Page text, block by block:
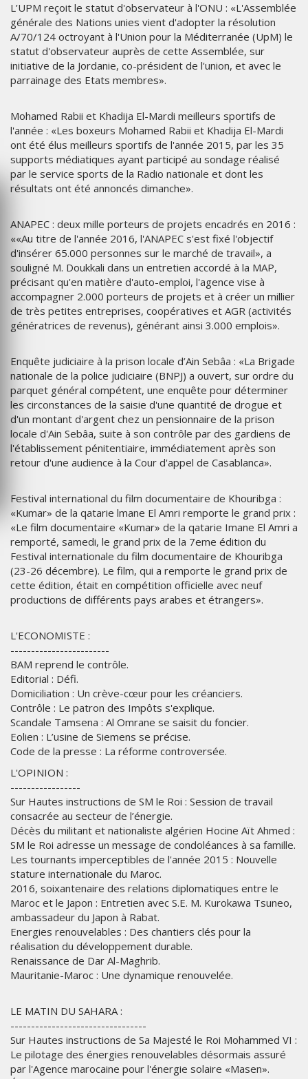
L’UPM reçoit le statut d'observateur à l'ONU : «L'Assemblée
générale des Nations unies vient d'adopter la résolution
A/70/124 octroyant à l'Union pour la Méditerranée (UpM) le
statut d'observateur auprès de cette Assemblée, sur
initiative de la Jordanie, co-président de l'union, et avec le
parrainage des Etats membres».
Mohamed Rabii et Khadija El-Mardi meilleurs sportifs de
l'année : «Les boxeurs Mohamed Rabii et Khadija El-Mardi
ont été élus meilleurs sportifs de l'année 2015, par les 35
supports médiatiques ayant participé au sondage réalisé
par le service sports de la Radio nationale et dont les
résultats ont été annoncés dimanche».
ANAPEC : deux mille porteurs de projets encadrés en 2016 :
««Au titre de l'année 2016, l'ANAPEC s'est fixé l'objectif
d'insérer 65.000 personnes sur le marché de travail», a
souligné M. Doukkali dans un entretien accordé à la MAP,
précisant qu'en matière d'auto-emploi, l'agence vise à
accompagner 2.000 porteurs de projets et à créer un millier
de très petites entreprises, coopératives et AGR (activités
génératrices de revenus), générant ainsi 3.000 emplois».
Enquête judiciaire à la prison locale d’Ain Sebâa : «La Brigade
nationale de la police judiciaire (BNPJ) a ouvert, sur ordre du
parquet général compétent, une enquête pour déterminer
les circonstances de la saisie d'une quantité de drogue et
d'un montant d'argent chez un pensionnaire de la prison
locale d'Ain Sebâa, suite à son contrôle par des gardiens de
l'établissement pénitentiaire, immédiatement après son
retour d'une audience à la Cour d'appel de Casablanca».
Festival international du film documentaire de Khouribga :
«Kumar» de la qatarie lmane El Amri remporte le grand prix :
«Le film documentaire «Kumar» de la qatarie Imane El Amri a
remporté, samedi, le grand prix de la 7eme édition du
Festival internationale du film documentaire de Khouribga
(23-26 décembre). Le film, qui a remporte le grand prix de
cette édition, était en compétition officielle avec neuf
productions de différents pays arabes et étrangers».
L'ECONOMISTE :
------------------------
BAM reprend le contrôle.
Editorial : Défi.
Domiciliation : Un crève-cœur pour les créanciers.
Contrôle : Le patron des Impôts s'explique.
Scandale Tamsena : Al Omrane se saisit du foncier.
Eolien : L’usine de Siemens se précise.
Code de la presse : La réforme controversée.
L'OPINION :
-----------------
Sur Hautes instructions de SM le Roi : Session de travail
consacrée au secteur de l’énergie.
Décès du militant et nationaliste algérien Hocine Aït Ahmed :
SM le Roi adresse un message de condoléances à sa famille.
Les tournants imperceptibles de l'année 2015 : Nouvelle
stature internationale du Maroc.
2016, soixantenaire des relations diplomatiques entre le
Maroc et le Japon : Entretien avec S.E. M. Kurokawa Tsuneo,
ambassadeur du Japon à Rabat.
Energies renouvelables : Des chantiers clés pour la
réalisation du développement durable.
Renaissance de Dar Al-Maghrib.
Mauritanie-Maroc : Une dynamique renouvelée.
LE MATIN DU SAHARA :
---------------------------------
Sur Hautes instructions de Sa Majesté le Roi Mohammed VI :
Le pilotage des énergies renouvelables désormais assuré
par l'Agence marocaine pour l'énergie solaire «Masen».